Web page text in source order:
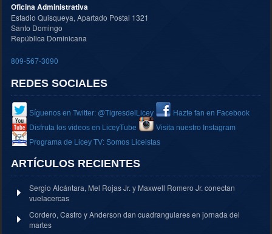
Oficina Administrativa
Estadio Quisqueya, Apartado Postal 1321
Santo Domingo
República Dominicana
809-567-3090
REDES SOCIALES
Síguenos en Twitter: @TigresdelLicey
Hazte fan en Facebook
Disfruta los videos en LiceyTube
Visita nuestro Instagram
Programa de Licey TV: Somos Liceistas
ARTÍCULOS RECIENTES
Sergio Alcántara, Mel Rojas Jr. y Maxwell Romero Jr. conectan
vuelacercas
Cordero, Castro y Anderson dan cuadrangulares en jornada del
martes